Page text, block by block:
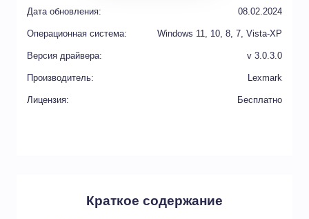
Дата обновления: 08.02.2024
Операционная система: Windows 11, 10, 8, 7, Vista-XP
Версия драйвера: v 3.0.3.0
Производитель: Lexmark
Лицензия: Бесплатно
Краткое содержание